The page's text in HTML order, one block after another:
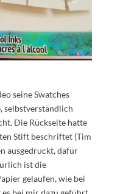
seine Swatches
selbstverständlich
Die Rückseite hatte
Stift beschriftet (Tim
ausgedruckt, dafür
ist die
gelaufen, wie bei